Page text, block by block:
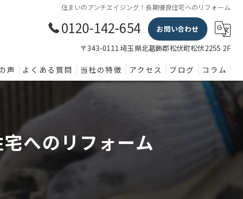
住まいのアンチエイジング！長期優良住宅へのリフォーム
0120-142-654
お問い合わせ
〒343-0111 埼玉県北葛飾郡松伏町松伏2255 2F
声 よくある質問 当社の特徴
内装
アクセス ブログ コラム
へのリフォーム